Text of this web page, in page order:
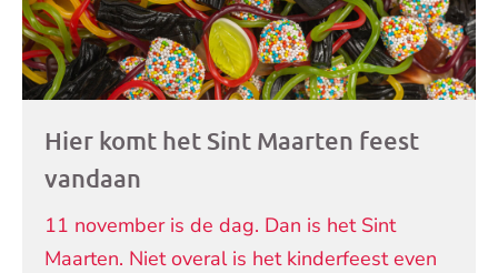
Hier komt het Sint Maarten feest
vandaan
11 november is de dag. Dan is het Sint
Maarten. Niet overal is het kinderfeest even